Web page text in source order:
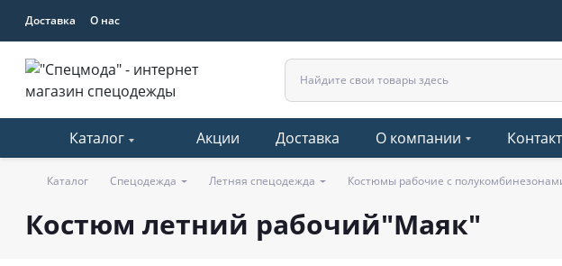
Доставка О нас
Каталог Акции Доставка О компании
Каталог Спецодежда Летняя спецодежда Костюмы рабочие с
Костюм летний рабочий"Маяк"